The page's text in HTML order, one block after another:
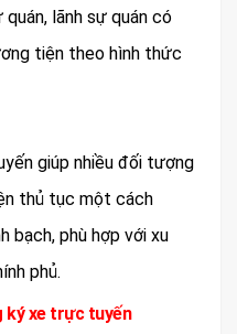
lãnh sự quán có
tiện theo hình thức
giúp nhiều đối tượng
thủ tục một cách
bạch, phù hợp với xu
phủ.
ký xe trực tuyến